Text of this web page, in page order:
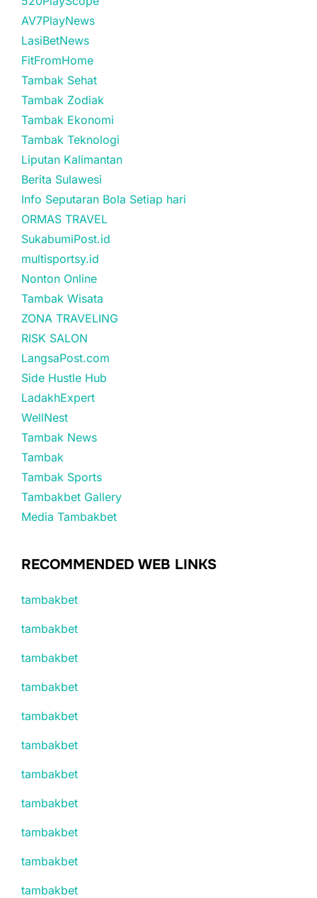
AV7PlayNews
LasiBetNews
FitFromHome
Tambak Sehat
Tambak Zodiak
Tambak Ekonomi
Tambak Teknologi
Liputan Kalimantan
Berita Sulawesi
Info Seputaran Bola Setiap hari
ORMAS TRAVEL
SukabumiPost.id
multisportsy.id
Nonton Online
Tambak Wisata
ZONA TRAVELING
RISK SALON
LangsaPost.com
Side Hustle Hub
LadakhExpert
WellNest
Tambak News
Tambak
Tambak Sports
Tambakbet Gallery
Media Tambakbet
RECOMMENDED WEB LINKS
tambakbet
tambakbet
tambakbet
tambakbet
tambakbet
tambakbet
tambakbet
tambakbet
tambakbet
tambakbet
tambakbet